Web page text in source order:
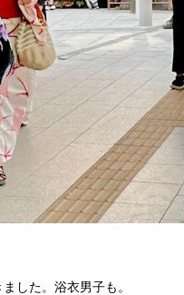
した。浴衣男子も。